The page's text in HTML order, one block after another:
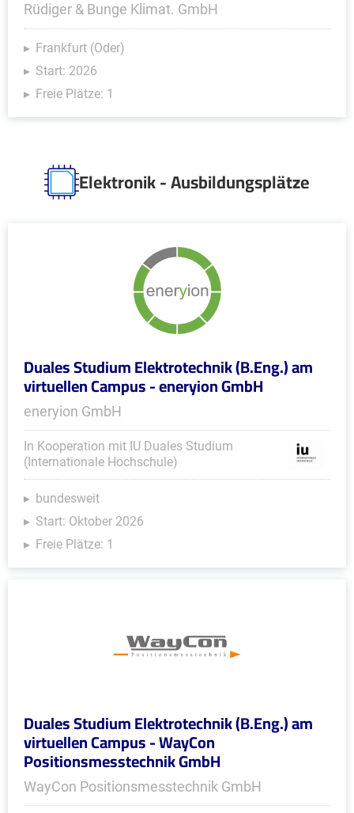
Rüdiger & Bunge Klimat. GmbH
Frankfurt (Oder)
Start: 2026
Freie Plätze: 1
Elektronik - Ausbildungsplätze
Duales Studium Elektrotechnik (B.Eng.) am
virtuellen Campus - eneryion GmbH
eneryion GmbH
In Kooperation mit IU Duales Studium
(Internationale Hochschule)
bundesweit
Start: Oktober 2026
Freie Plätze: 1
Duales Studium Elektrotechnik (B.Eng.) am
virtuellen Campus - WayCon
Positionsmesstechnik GmbH
WayCon Positionsmesstechnik GmbH